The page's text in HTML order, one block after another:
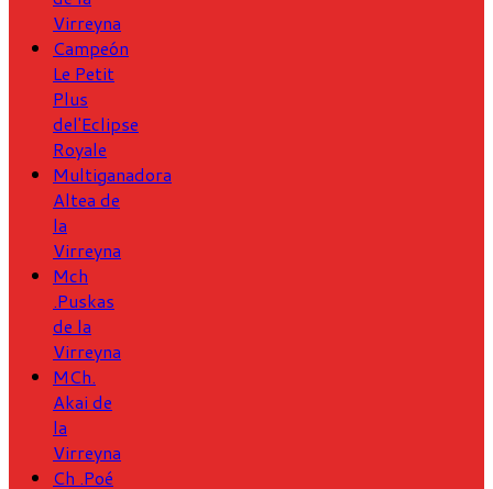
Virreyna
Campeón
Le Petit
Plus
del'Eclipse
Royale
Multiganadora
Altea de
la
Virreyna
Mch
.Puskas
de la
Virreyna
MCh.
Akai de
la
Virreyna
Ch .Poé